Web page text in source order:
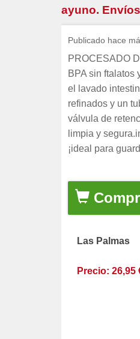
ayuno.
Publicado hace
PROCESADO
BPA sin ftalatos
el lavado
refinados y un
válvula de
limpia y
¡ideal para
Las Palmas
Precio: 26,95